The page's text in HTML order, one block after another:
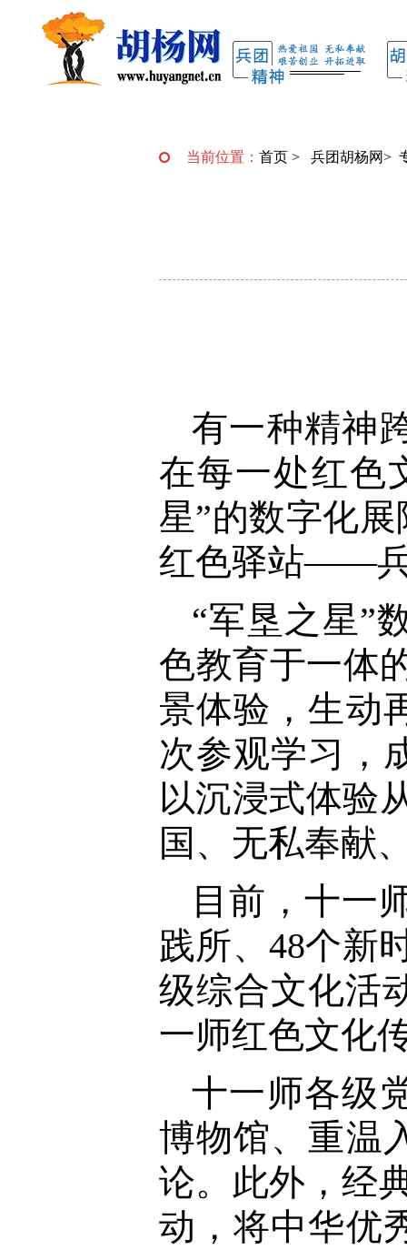
当前位置： 首页 > 兵团胡杨网>
有一种精神
在每一处红色
星”的数字化
红色驿站——兵
“军垦之星”
色教育于一体
景体验，生动
次参观学习，
以沉浸式体验
国、无私奉献
目前，十一
践所、48个新
级综合文化活
一师红色文化
十一师各级
博物馆、重温
论。此外，经
动，将中华优